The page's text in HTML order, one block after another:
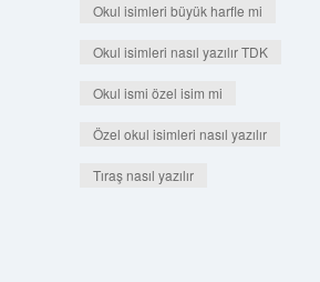
Okul isimleri büyük harfle mi
Okul isimleri nasıl yazılır TDK
Okul ismi özel isim mi
Özel okul isimleri nasıl yazılır
Tıraş nasıl yazılır